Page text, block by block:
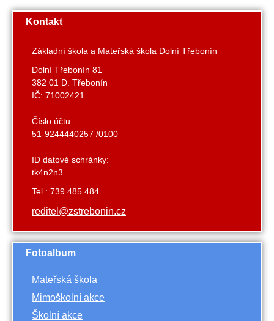
Kontakt
Základní škola a Mateřská škola Dolní Třebonín
Dolní Třebonín 81
382 01 D. Třebonín
IČ: 71002421
Číslo účtu:
51-9244440257 /0100
ID datové schránky:
tk4n2n3
Tel.: 739 485 484
reditel@zstrebonin.cz
Fotoalbum
Mateřská škola
Mimoškolní akce
Školní akce